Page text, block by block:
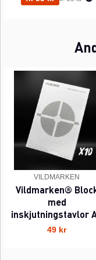
VILDMARKEN
Vildmarken®
med
inskjutningstavlor
49 kr